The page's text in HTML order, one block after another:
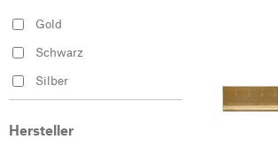
Gold
Schwarz
Silber
Hersteller